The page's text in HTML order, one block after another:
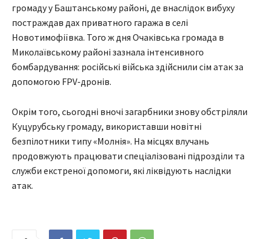
громаду у Баштанському районі, де внаслідок вибуху
постраждав дах приватного гаража в селі
Новотимофіївка. Того ж дня Очаківська громада в
Миколаївському районі зазнала інтенсивного
бомбардування: російські війська здійснили сім атак за
допомогою FPV-дронів.
Окрім того, сьогодні вночі загарбники знову обстріляли
Куцурубську громаду, використавши новітні
безпілотники типу «Молнія». На місцях влучань
продовжують працювати спеціалізовані підрозділи та
служби екстреної допомоги, які ліквідують наслідки
атак.